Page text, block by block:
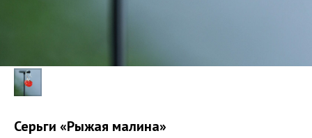
Серьги «Рыжая малина»